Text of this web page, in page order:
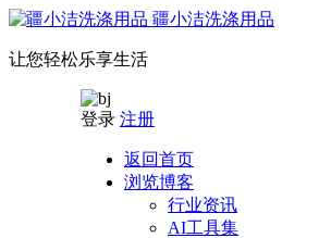
疆小洁洗涤用品
让您轻松乐享生活
登录 注册
返回首页
浏览博客
行业资讯
AI工具集